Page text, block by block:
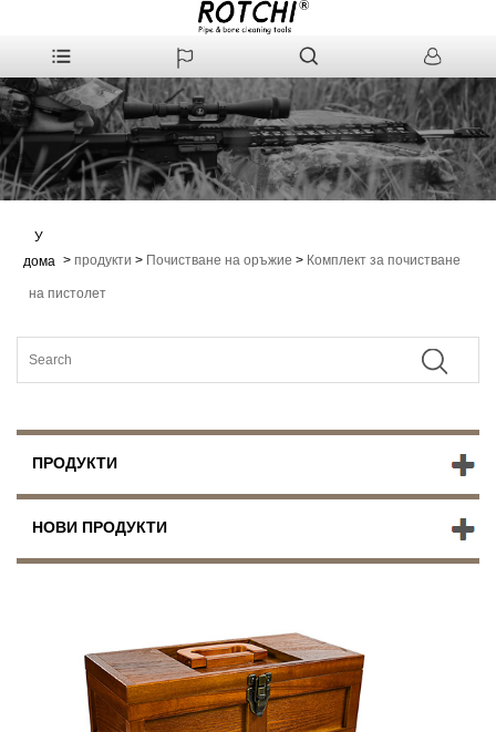
У
дома > продукти > Почистване на оръжие > Комплект за почистване
на пистолет
ПРОДУКТИ
НОВИ ПРОДУКТИ